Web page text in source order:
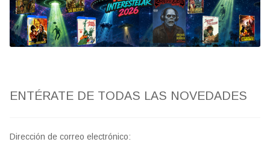
fantaterror
Jesús Franco
ENTÉRATE DE TODAS LAS NOVEDADES
Dirección de correo electrónico: